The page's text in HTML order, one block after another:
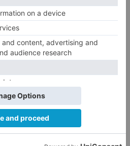
30 minutos.
sábados:
60 minutos.
60 minutos.